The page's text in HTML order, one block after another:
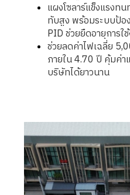
แผงโซลาร์แข็งแรงท
ทับสูง พร้อมระบบป้อ
PID ช่วยยืดอายุการใ
ช่วยลดค่าไฟเฉลี่ย
ภายใน 4.70 ปี คุ้มค่
บริษัทได้ยาวนาน